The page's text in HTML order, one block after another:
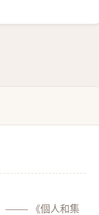
——
《個人和集